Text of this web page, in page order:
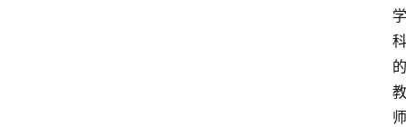
学
科
的
教
师